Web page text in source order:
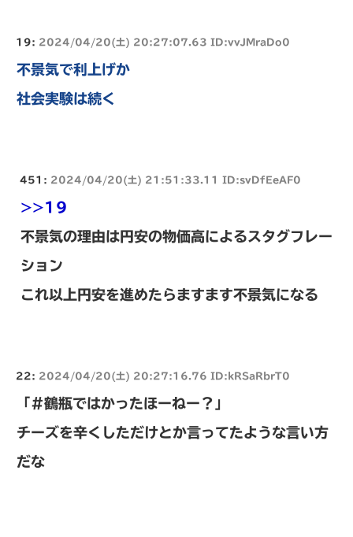
19: 2024/04/20(土) 20:27:07.63 ID:vvJMraDo0
不景気で利上げか
社会実験は続く
451: 2024/04/20(土) 21:51:33.11 ID:svDfEeAF0
>>19
不景気の理由は円安の物価高によるスタグフレー
ション
これ以上円安を進めたらますます不景気になる
22: 2024/04/20(土) 20:27:16.76 ID:kRSaRbrT0
「#鶴瓶ではかったほーねー？」
チーズを辛くしただけとか言ってたような言い方
だな